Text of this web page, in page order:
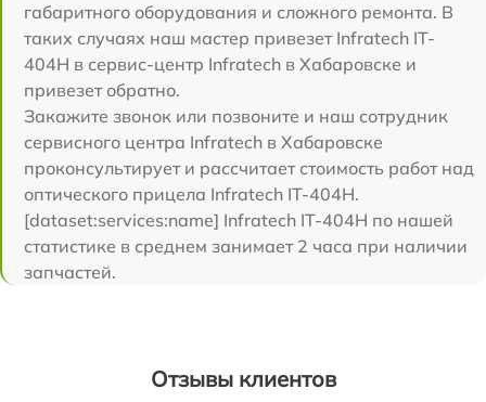
габаритного оборудования и сложного ремонта. В
таких случаях наш мастер привезет Infratech IT-
404H в сервис-центр Infratech в Хабаровске и
привезет обратно.
Закажите звонок или позвоните и наш сотрудник
сервисного центра Infratech в Хабаровске
проконсультирует и рассчитает стоимость работ над
оптического прицела Infratech IT-404H.
[dataset:services:name] Infratech IT-404H по нашей
статистике в среднем занимает 2 часа при наличии
запчастей.
Отзывы клиентов